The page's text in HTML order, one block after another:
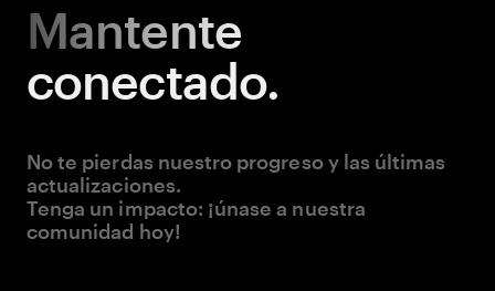
Mantente
conectado.
No te pierdas nuestro progreso y las últimas
actualizaciones.
Tenga un impacto: ¡únase a nuestra
comunidad hoy!